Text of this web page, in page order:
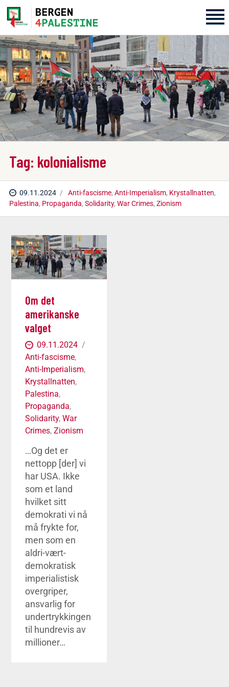
Tag: kolonialisme
09.11.2024 Anti-fascisme, Anti-Imperialism, Krystallnatten,
Palestina, Propaganda, Solidarity, War Crimes, Zionism
Home
Aktiviteter
Bli med på laget!
Om oss
Kontakt oss
Om det
amerikanske
valget
09.11.2024
Anti-fascisme,
Anti-Imperialism,
Krystallnatten,
Palestina,
Propaganda,
Solidarity,War
Crimes,Zionism
…Og det er
nettopp [der] vi
har USA. Ikke
som et land
hvilket sitt
demokrati vi nå
må frykte for,
men som en
aldri-vært-
demokratisk
imperialistisk
overgriper,
ansvarlig for
undertrykkingen
til hundrevis av
millioner…